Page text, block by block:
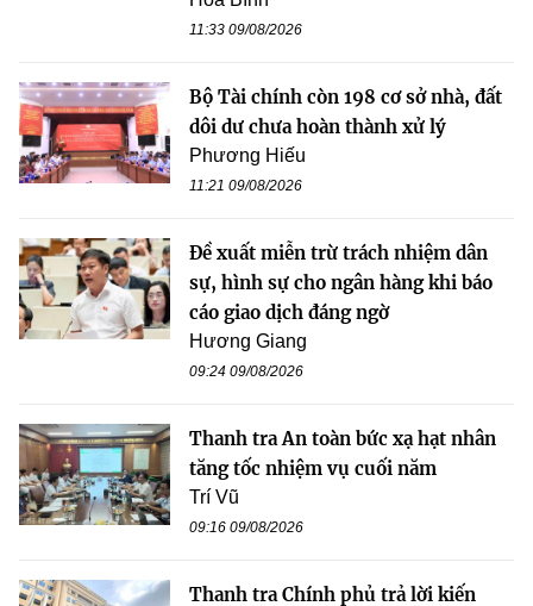
11:33 09/08/2026
Bộ Tài chính còn 198 cơ sở nhà, đất
dôi dư chưa hoàn thành xử lý
Phương Hiếu
11:21 09/08/2026
Đề xuất miễn trừ trách nhiệm dân
sự, hình sự cho ngân hàng khi báo
cáo giao dịch đáng ngờ
Hương Giang
09:24 09/08/2026
Thanh tra An toàn bức xạ hạt nhân
tăng tốc nhiệm vụ cuối năm
Trí Vũ
09:16 09/08/2026
Thanh tra Chính phủ trả lời kiến